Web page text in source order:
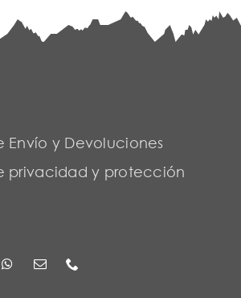
Envío y Devoluciones
privacidad y protección